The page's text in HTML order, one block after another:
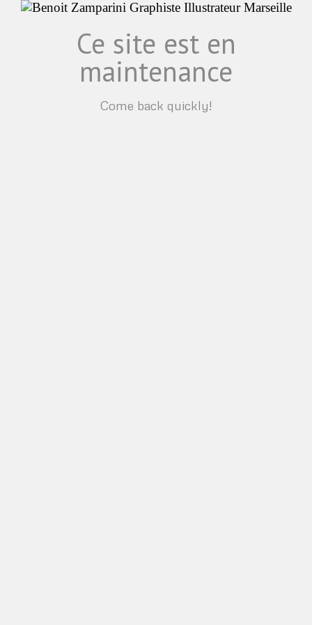
Ce site est en
maintenance
Come back quickly!